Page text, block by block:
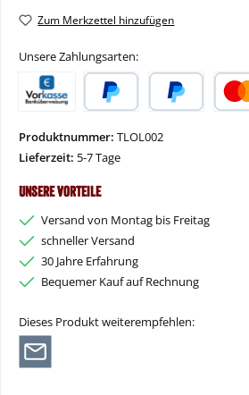
Zum Merkzettel hinzufügen
Unsere Zahlungsarten:
Produktnummer: TLOL002
Lieferzeit: 5-7 Tage
Unsere Vorteile
Versand von Montag bis Freitag
schneller Versand
30 Jahre Erfahrung
Bequemer Kauf auf Rechnung
Dieses Produkt weiterempfehlen: